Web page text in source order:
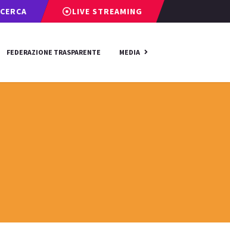
CERCA LIVE STREAMING
FEDERAZIONE TRASPARENTE MEDIA